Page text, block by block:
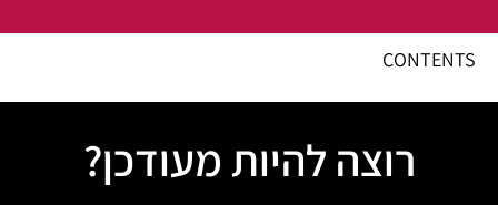
CONTENTS
רוצה להיות מעודכן?